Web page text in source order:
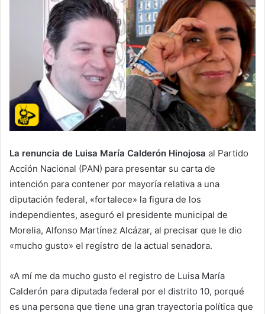
La renuncia de Luisa María Calderón Hinojosa al Partido
Acción Nacional (PAN) para presentar su carta de
intención para contener por mayoría relativa a una
diputación federal, «fortalece» la figura de los
independientes, aseguró el presidente municipal de
Morelia, Alfonso Martínez Alcázar, al precisar que le dio
«mucho gusto» el registro de la actual senadora.
«A mí me da mucho gusto el registro de Luisa María
Calderón para diputada federal por el distrito 10, porqué
es una persona que tiene una gran trayectoria política que